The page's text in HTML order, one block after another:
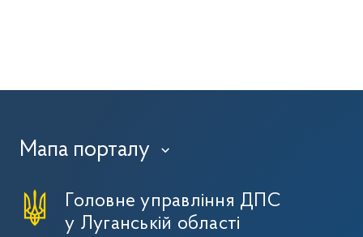
Мапа порталу ›
Головне управління ДПС
у Луганській області